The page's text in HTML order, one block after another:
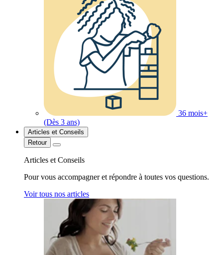
36 mois+
(Dès 3 ans)
Articles et Conseils
Retour
Articles et Conseils
Pour vous accompagner et répondre à toutes vos questions.
Voir tous nos articles